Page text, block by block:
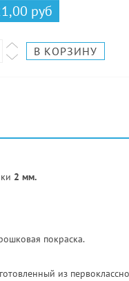
руб
2 мм.
покраска.
из